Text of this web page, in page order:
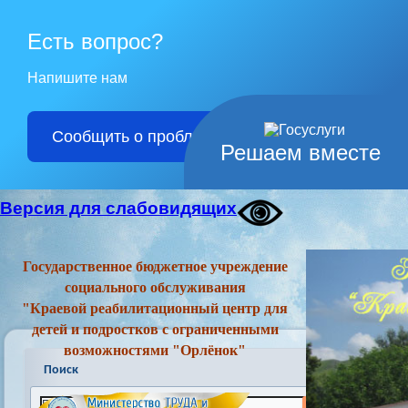
Решаем вместе
Есть вопрос?
Напишите нам
Сообщить о проблеме
Версия для слабовидящих
Государственное бюджетное учреждение
социального обслуживания
"Краевой реабилитационный центр для
детей и подростков с ограниченными
возможностями "Орлёнок"
Поиск